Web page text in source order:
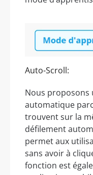
Auto-Scroll:
Nous proposons
automatique
trouvent sur la
défilement
permet aux
sans avoir à
fonction est